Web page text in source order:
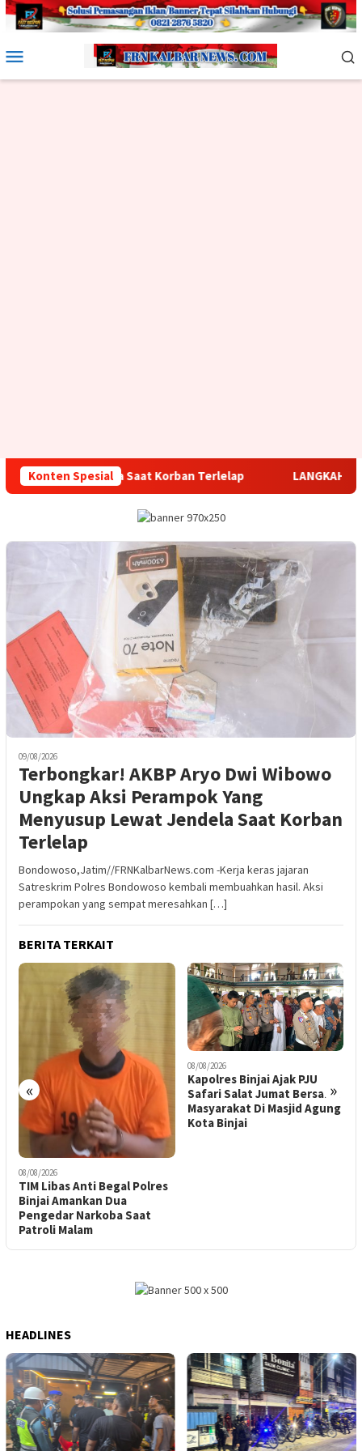
Loncat
Mobile
Konten Spesial
Jendela Saat Korban Terlelap LANGKAH TEGAS DI
09/08/2026
Terbongkar! AKBP Aryo Dwi Wibowo
Ungkap Aksi Perampok Yang
Menyusup Lewat Jendela Saat Korban
Terlelap
Bondowoso,Jatim//FRNKalbarNews.com -Kerja keras jajaran
Satreskrim Polres Bondowoso kembali membuahkan hasil. Aksi
perampokan yang sempat meresahkan […]
BERITA TERKAIT
« »
08/08/2026
TIM Libas Anti Begal Polres
Binjai Amankan Dua
Pengedar Narkoba Saat
Patroli Malam
08/08/2026
Kapolres Binjai Ajak PJU
Safari Salat Jumat Bersama
Masyarakat Di Masjid Agung
Kota Binjai
HEADLINES